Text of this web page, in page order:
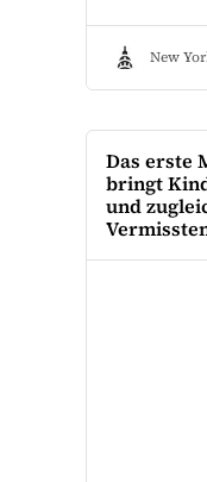
New
Das erste
bringt
und